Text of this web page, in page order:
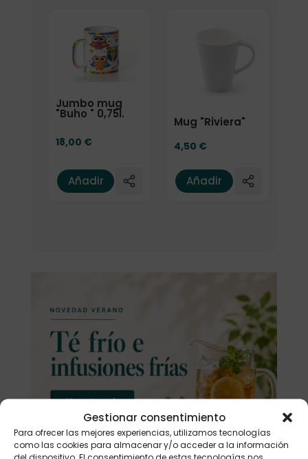
Gestionar consentimiento
Para ofrecer las mejores experiencias, utilizamos tecnologías
como las cookies para almacenar y/o acceder a la información
Jumbo mug
"Buho " 0,75l.
18,00 €
Añadir
Mug "Riviera"
4,50 €
Añadir